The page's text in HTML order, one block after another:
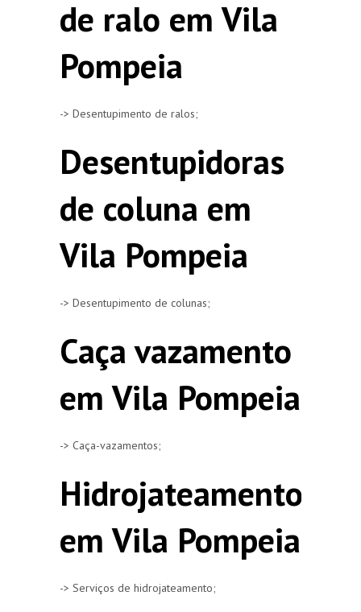
de ralo em Vila
Pompeia
-> Desentupimento de ralos;
Desentupidoras
de coluna em
Vila Pompeia
-> Desentupimento de colunas;
Caça vazamento
em Vila Pompeia
-> Caça-vazamentos;
Hidrojateamento
em Vila Pompeia
-> Serviços de hidrojateamento;